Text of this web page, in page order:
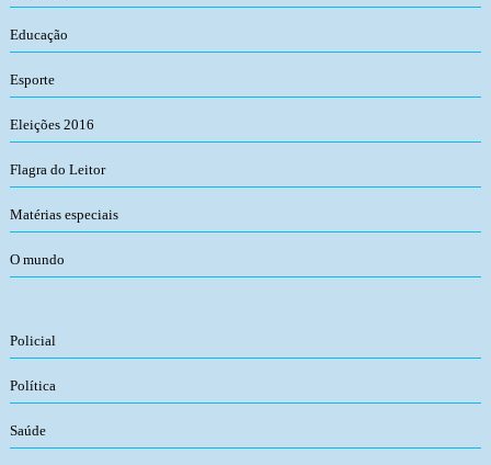
Educação
Esporte
Eleições 2016
Flagra do Leitor
Matérias especiais
O mundo
Policial
Política
Saúde